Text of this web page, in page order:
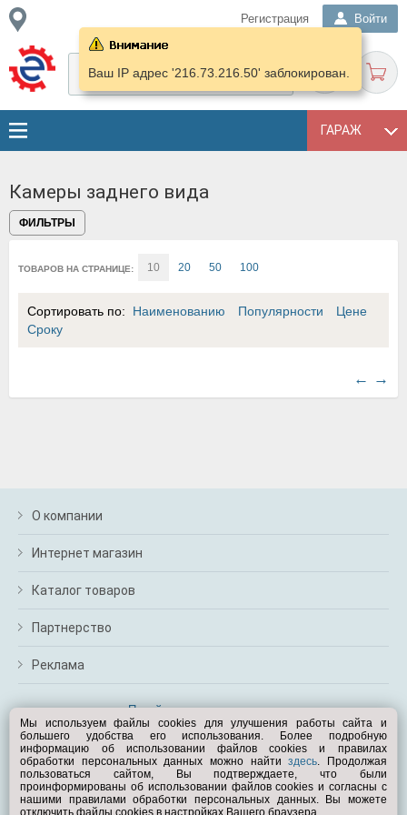
Регистрация Войти
ГАРАЖ
Ваш IP адрес '216.73.216.50' заблокирован.
Камеры заднего вида
ФИЛЬТРЫ
ТОВАРОВ НА СТРАНИЦЕ: 10 20 50 100
Сортировать по: Наименованию Популярности
Цене
Сроку
← →
О компании
Интернет магазин
Каталог товаров
Партнерство
Реклама
Перейти на полную версию
Вам помочь?
© Exist.ru 1998—2026
Мы используем файлы cookies для улучшения работы сайта и
большего удобства его использования. Более подробную
информацию об использовании файлов cookies и правилах
обработки персональных данных можно найтиздесь. Продолжая
пользоваться сайтом, Вы подтверждаете, что были
проинформированы об использовании файлов cookies и согласны с
нашими правилами обработки персональных данных. Вы можете
отключить файлы cookies в настройках Вашего браузера.